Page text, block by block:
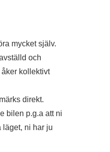
mycket själv.
och
kollektivt
direkt.
bilen p.g.a att ni
läget, ni har ju